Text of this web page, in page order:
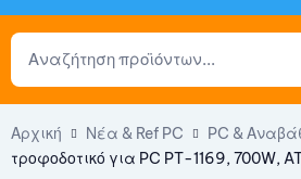
Αρχική Νέα & Ref PC PC &
τροφοδοτικό για PC PT-1169, 700W,